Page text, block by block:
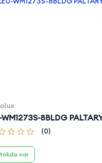
WM1273S-8BLDG
(0)
var